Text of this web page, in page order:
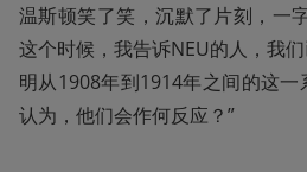
温斯顿笑了笑，沉默了片刻，一
这个时候，我告诉NEU的人，我
明从1908年到1914年之间的这
认为，他们会作何反应？”